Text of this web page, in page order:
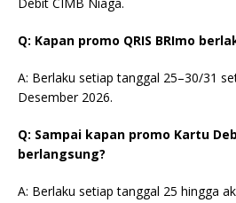
Q: Kapan promo QRIS BRImo
A: Berlaku setiap tanggal 25–30/31
Desember 2026.
Q: Sampai kapan promo Kartu
berlangsung?
A: Berlaku setiap tanggal 25 hingga